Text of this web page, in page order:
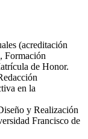
(acreditación
Formación
de Honor.
en la
y Realización
Francisco de